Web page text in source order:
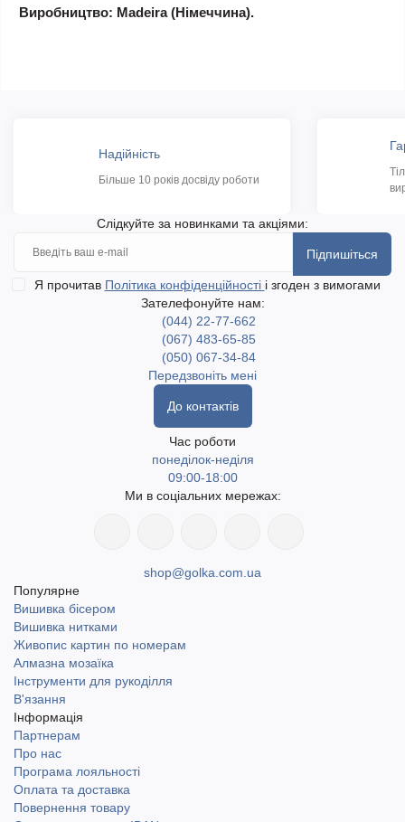
Виробництво: Madeira (Німеччина).
Надійність
Більше 10 років досвіду роботи
Слідкуйте за новинками та акціями:
Підпишіться
Я прочитав Політика конфіденційності і згоден з вимогами
Зателефонуйте нам:
(044) 22-77-662
(067) 483-65-85
(050) 067-34-84
Передзвоніть мені
До контактів
Час роботи
понеділок-неділя
09:00-18:00
Ми в соціальних мережах:
shop@golka.com.ua
Популярне
Вишивка бісером
Вишивка нитками
Живопис картин по номерам
Алмазна мозаїка
Інструменти для рукоділля
В'язання
Інформація
Партнерам
Про нас
Програма лояльності
Оплата та доставка
Повернення товару